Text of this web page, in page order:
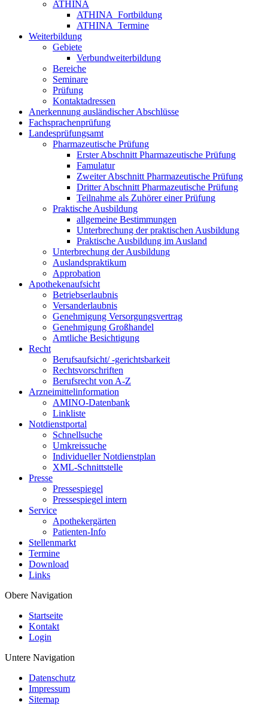
ATHINA
ATHINA_Fortbildung
ATHINA_Termine
Weiterbildung
Gebiete
Verbundweiterbildung
Bereiche
Seminare
Prüfung
Kontaktadressen
Anerkennung ausländischer Abschlüsse
Fachsprachenprüfung
Landesprüfungsamt
Pharmazeutische Prüfung
Erster Abschnitt Pharmazeutische Prüfung
Famulatur
Zweiter Abschnitt Pharmazeutische Prüfung
Dritter Abschnitt Pharmazeutische Prüfung
Teilnahme als Zuhörer einer Prüfung
Praktische Ausbildung
allgemeine Bestimmungen
Unterbrechung der praktischen Ausbildung
Praktische Ausbildung im Ausland
Unterbrechung der Ausbildung
Auslandspraktikum
Approbation
Apothekenaufsicht
Betriebserlaubnis
Versanderlaubnis
Genehmigung Versorgungsvertrag
Genehmigung Großhandel
Amtliche Besichtigung
Recht
Berufsaufsicht/ -gerichtsbarkeit
Rechtsvorschriften
Berufsrecht von A-Z
Arzneimittelinformation
AMINO-Datenbank
Linkliste
Notdienstportal
Schnellsuche
Umkreissuche
Individueller Notdienstplan
XML-Schnittstelle
Presse
Pressespiegel
Pressespiegel intern
Service
Apothekergärten
Patienten-Info
Stellenmarkt
Termine
Download
Links
Obere Navigation
Startseite
Kontakt
Login
Untere Navigation
Datenschutz
Impressum
Sitemap